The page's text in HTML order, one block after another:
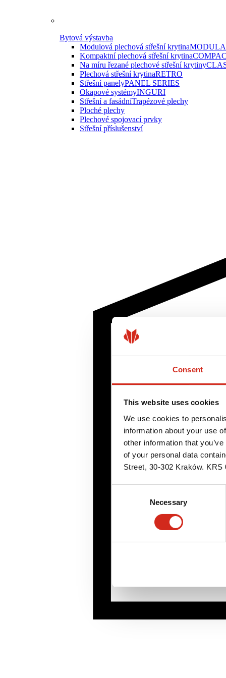
Consent
This website uses cookies
We use cookies to
information about your use
other information that
of your personal data
Street, 30-302 Kraków.
Necessary
Bytová výstavba
Modulová plechová střešní krytina
Kompaktní plechová střešní krytina
Na míru řezané plechové střešní krytiny
Plechová střešní krytinaRETRO
Střešní panelyPANEL SERIES
Okapové systémyINGURI
Střešní a fasádníTrapézové plechy
Ploché plechy
Plechové spojovací prvky
Střešní příslušenství